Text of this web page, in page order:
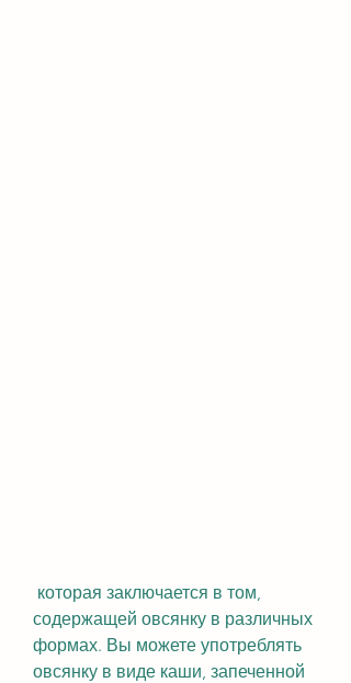
содержащей овсянку в различных
формах. Вы можете употреблять
овсянку в виде каши, запеченной